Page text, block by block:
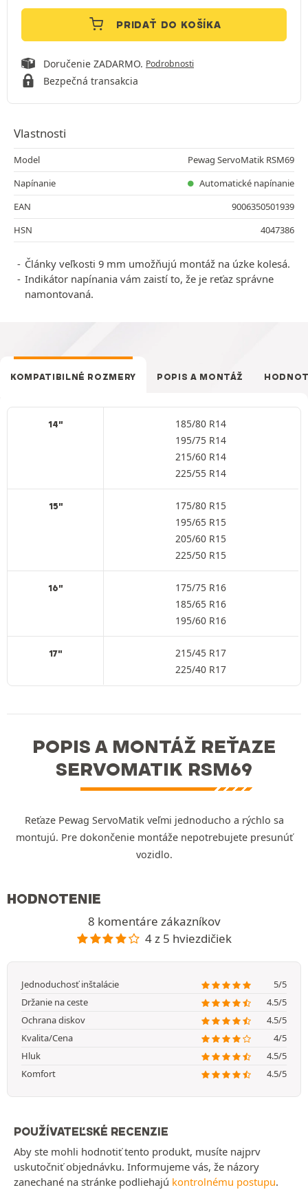
PRIDAŤ DO KOŠÍKA
Doručenie ZADARMO. Podrobnosti
Bezpečná transakcia
Vlastnosti
Model
Pewag ServoMatik RSM69
Napínanie
Automatické napínanie
EAN
9006350501939
HSN
4047386
Články veľkosti 9 mm umožňujú montáž na úzke kolesá.
Indikátor napínania vám zaistí to, že je reťaz správne
namontovaná.
KOMPATIBILNÉ ROZMERY POPIS A MONTÁŽ
14"
185/80 R14
195/75 R14
215/60 R14
225/55 R14
15"
175/80 R15
195/65 R15
205/60 R15
225/50 R15
16"
175/75 R16
185/65 R16
195/60 R16
17"
215/45 R17
225/40 R17
POPIS A MONTÁŽ REŤAZE
SERVOMATIK RSM69
Reťaze Pewag ServoMatik veľmi jednoducho a rýchlo sa
montujú. Pre dokončenie montáže nepotrebujete presunúť
vozidlo.
HODNOTENIE
8 komentáre zákazníkov
4 z 5 hviezdičiek
Jednoduchosť inštalácie
5/5
Držanie na ceste
4.5/5
Ochrana diskov
4.5/5
Kvalita/Cena
4/5
Hluk
4.5/5
Komfort
4.5/5
POUŽÍVATEĽSKÉ RECENZIE
Aby ste mohli hodnotiť tento produkt, musíte najprv
uskutočniť objednávku. Informujeme vás, že názory
zanechané na stránke podliehajú kontrolnému postupu.